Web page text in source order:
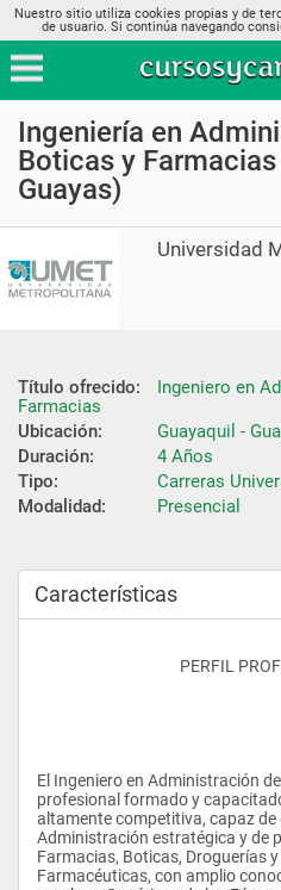
Nuestro sitio utiliza cookies propias y de
de usuario. Si continúa navegando
Ingeniería en
Boticas y
Guayas)
Universidad
Título ofrecido:
Ingeniero en
Farmacias
Ubicación:
Guayaquil -
Duración:
4 Años
Tipo:
Carreras
Modalidad:
Presencial
Características
PERFIL
El Ingeniero en Administración
profesional formado y
altamente competitiva, capaz
Administración estratégica y de
Farmacias, Boticas, Droguerías
Farmacéuticas, con amplio